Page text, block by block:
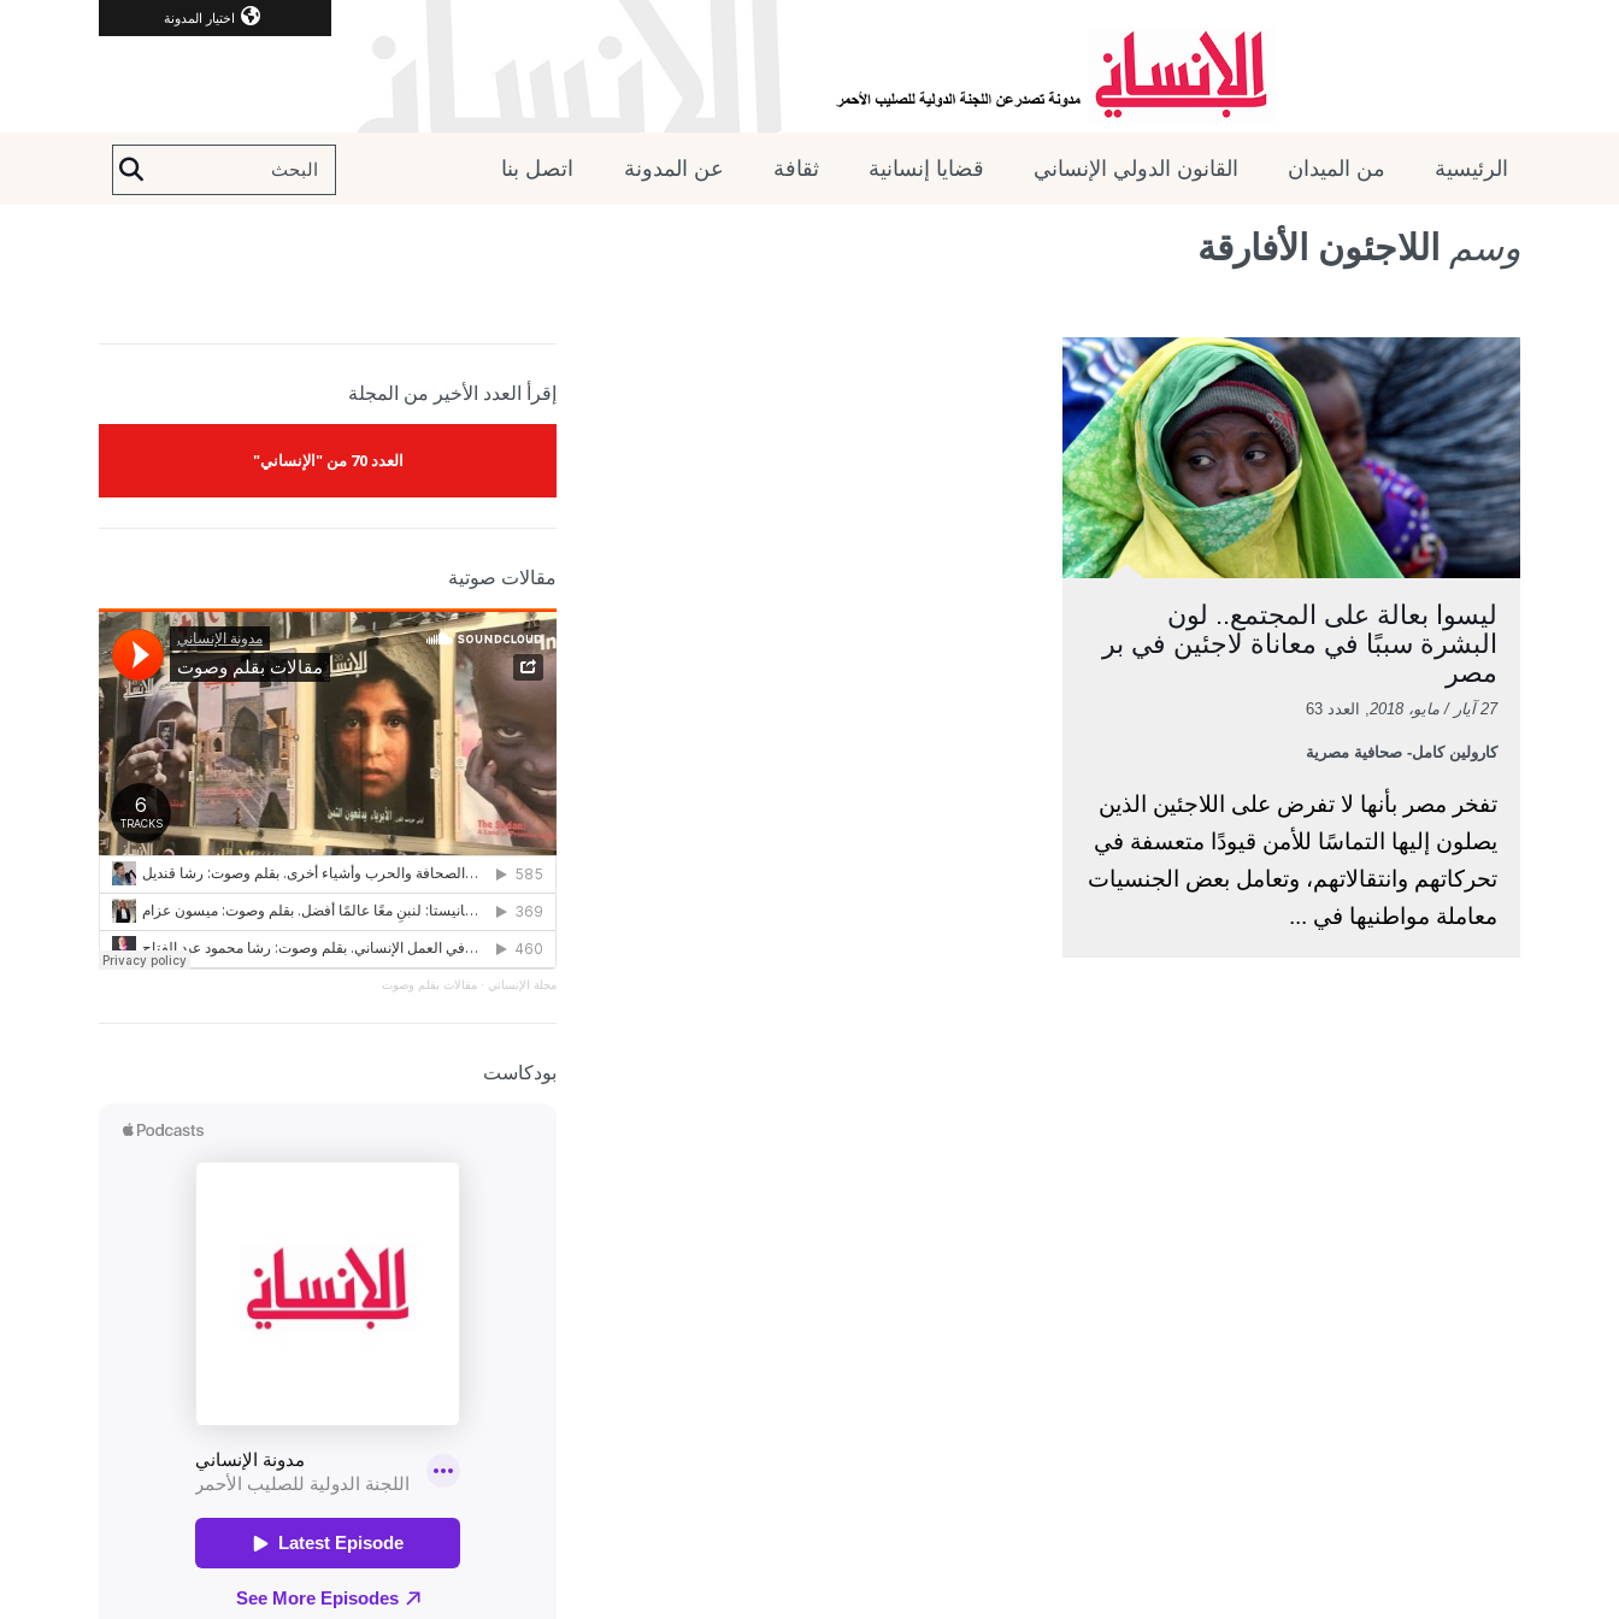
اختيار المدونة
الرئيسية من الميدان القانون الدولي الإنساني قضايا إنسانية ثقافة عن المدونة اتصل بنا
وسم اللاجئون الأفارقة
ليسوا بعالة على المجتمع.. لون
البشرة سببًا في معاناة لاجئين في بر
مصر
27 آيار / مايو، 2018 , العدد 63
كارولين كامل- صحافية مصرية
تفخر مصر بأنها لا تفرض على اللاجئين الذين
يصلون إليها التماسًا للأمن قيودًا متعسفة في
تحركاتهم وانتقالاتهم، وتعامل بعض الجنسيات
معاملة مواطنيها في ...
إقرأ العدد الأخير من المجلة
العدد 70 من "الإنساني"
مقالات صوتية
مجلة الإنساني · مقالات بقلم وصوت
بودكاست